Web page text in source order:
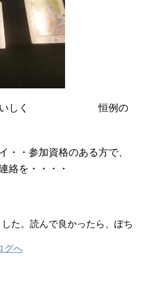
はおいしく 恒例の
・・参加資格のある方で、
絡を・・・・
た。読んで良かったら、ぽち